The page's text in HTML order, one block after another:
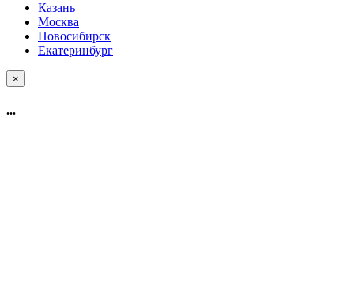
Казань
Москва
Новосибирск
Екатеринбург
×
...